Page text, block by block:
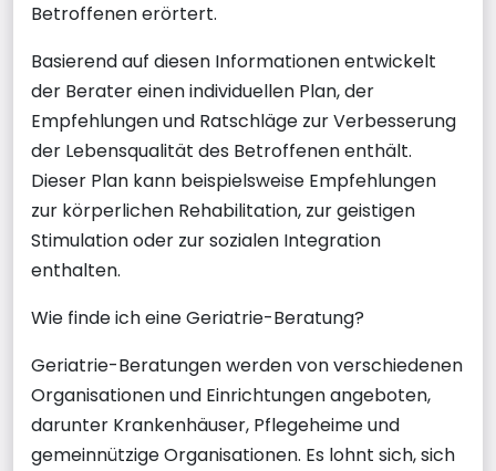
Betroffenen erörtert.
Basierend auf diesen Informationen entwickelt
der Berater einen individuellen Plan, der
Empfehlungen und Ratschläge zur Verbesserung
der Lebensqualität des Betroffenen enthält.
Dieser Plan kann beispielsweise Empfehlungen
zur körperlichen Rehabilitation, zur geistigen
Stimulation oder zur sozialen Integration
enthalten.
Wie finde ich eine Geriatrie-Beratung?
Geriatrie-Beratungen werden von verschiedenen
Organisationen und Einrichtungen angeboten,
darunter Krankenhäuser, Pflegeheime und
gemeinnützige Organisationen. Es lohnt sich, sich